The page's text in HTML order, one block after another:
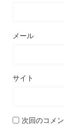
メール
サイト
次回のコメ